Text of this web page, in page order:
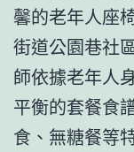
馨的老年人座
街道公園巷社
師依據老年人
平衡的套餐食
食、無糖餐等